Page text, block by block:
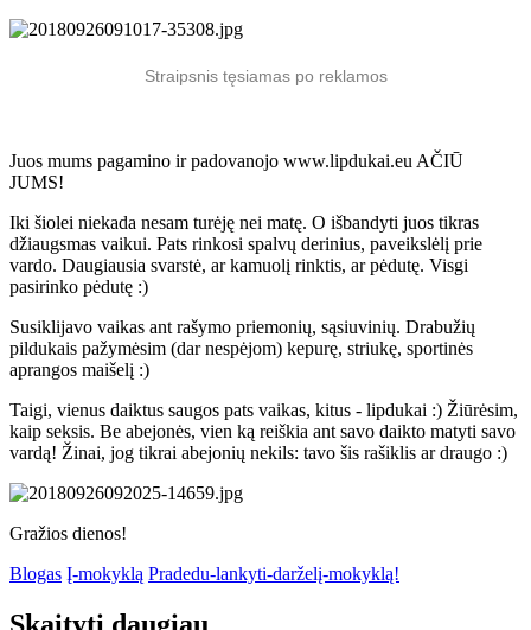
Straipsnis tęsiamas po reklamos
Juos mums pagamino ir padovanojo www.lipdukai.eu AČIŪ
JUMS!
Iki šiolei niekada nesam turėję nei matę. O išbandyti juos tikras
džiaugsmas vaikui. Pats rinkosi spalvų derinius, paveikslėlį prie
vardo. Daugiausia svarstė, ar kamuolį rinktis, ar pėdutę. Visgi
pasirinko pėdutę :)
Susiklijavo vaikas ant rašymo priemonių, sąsiuvinių. Drabužių
pildukais pažymėsim (dar nespėjom) kepurę, striukę, sportinės
aprangos maišelį :)
Taigi, vienus daiktus saugos pats vaikas, kitus - lipdukai :) Žiūrėsim,
kaip seksis. Be abejonės, vien ką reiškia ant savo daikto matyti savo
vardą! Žinai, jog tikrai abejonių nekils: tavo šis rašiklis ar draugo :)
Gražios dienos!
Blogas Į-mokyklą Pradedu-lankyti-darželį-mokyklą!
Skaityti daugiau